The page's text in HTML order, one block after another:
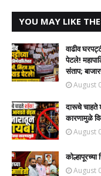
YOU MAY LIKE
वाढीव
पेटले!
संताप;
August
दारूचे चाहते
कारणामुळे
August
कोल्हापूरच्या
August